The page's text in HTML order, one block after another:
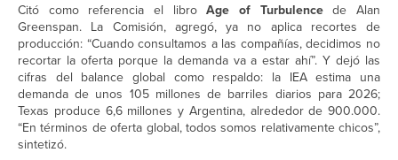
Citó como referencia el libroAge of Turbulencede Alan
Greenspan. La Comisión, agregó, ya no aplica recortes de
producción: “Cuando consultamos a las compañías, decidimos no
recortar la oferta porque la demanda va a estar ahí”. Y dejó las
cifras del balance global como respaldo: la IEA estima una
demanda de unos 105 millones de barriles diarios para 2026;
Texas produce 6,6 millones y Argentina, alrededor de 900.000.
“En términos de oferta global, todos somos relativamente chicos”,
sintetizó.